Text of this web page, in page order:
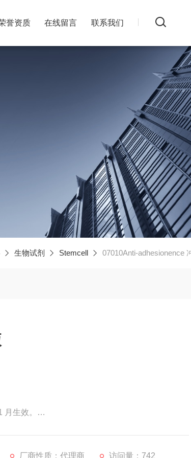
誉资质 在线留言 联系我们
生物试剂 Stemcell 07010Anti-adhesionence
生效。
器和其他培养器皿一起使用。
厂商性质：代理商 访问量：742